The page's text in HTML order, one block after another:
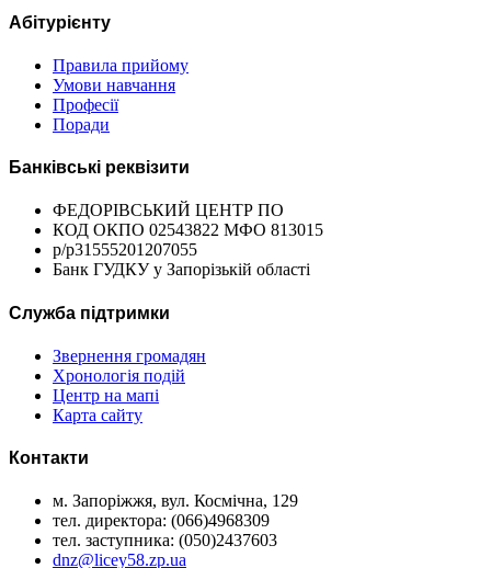
Абітурієнту
Правила прийому
Умови навчання
Професії
Поради
Банківські реквізити
ФЕДОРІВСЬКИЙ ЦЕНТР ПО
КОД ОКПО 02543822 МФО 813015
р/р31555201207055
Банк ГУДКУ у Запорізькій області
Служба підтримки
Звернення громадян
Хронологія подій
Центр на мапі
Карта сайту
Контакти
м. Запоріжжя, вул. Космічна, 129
тел. директора: (066)4968309
тел. заступника: (050)2437603
dnz@licey58.zp.ua